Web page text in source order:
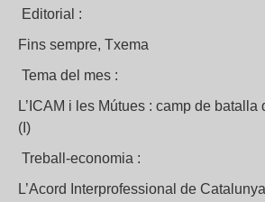
Editorial :
Fins sempre, Txema
Tema del mes :
L’ICAM i les Mútues : camp de batalla
(I)
Treball-economia :
L’Acord Interprofessional de